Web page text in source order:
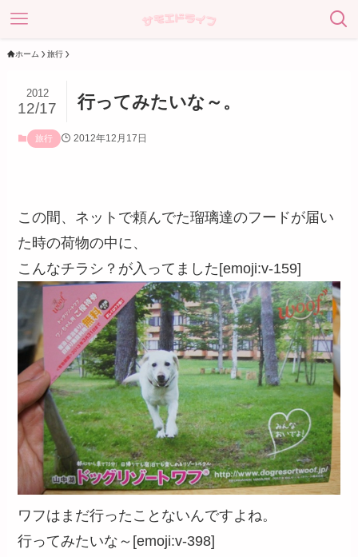
ホーム 旅行
行ってみたいな～。
2012
12/17
旅行 2012年12月17日
この間、ネットで頼んでた瑠璃達のフードが届い
た時の荷物の中に、
こんなチラシ？が入ってました[emoji:v-159]
ワフはまだ行ったことないんですよね。
行ってみたいな～[emoji:v-398]